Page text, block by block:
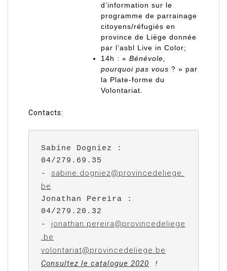
d’information sur le
programme de parrainage
citoyens/réfugiés en
province de Liège donnée
par l’asbl Live in Color;
14h : « Bénévole,
pourquoi pas vous ? » par
la Plate-forme du
Volontariat.
Contacts:
Sabine Dogniez :
04/279.69.35
- sabine.dogniez@provincedeliege.
be
Jonathan Pereira :
04/279.20.32
- jonathan.pereira@provincedeliege
.be
volontariat@provincedeliege.be
Consultez le catalogue 2020 !